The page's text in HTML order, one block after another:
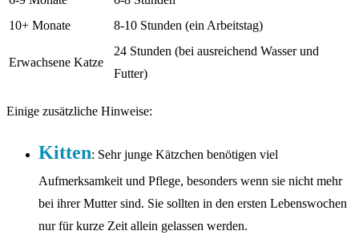
10+ Monate
8-10 Stunden (ein Arbeitstag)
Erwachsene Katze
24 Stunden (bei ausreichend Wasser und
Futter)
Einige zusätzliche Hinweise:
Kitten: Sehr junge Kätzchen benötigen viel
Aufmerksamkeit und Pflege, besonders wenn sie nicht mehr
bei ihrer Mutter sind. Sie sollten in den ersten Lebenswochen
nur für kurze Zeit allein gelassen werden.